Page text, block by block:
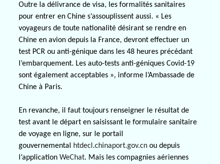
Outre la délivrance de visa, les formalités sanitaires
pour entrer en Chine s’assouplissent aussi. « Les
voyageurs de toute nationalité désirant se rendre en
Chine en avion depuis la France, devront effectuer un
test PCR ou anti-génique dans les 48 heures précédant
l’embarquement. Les auto-tests anti-géniques Covid-19
sont également acceptables », informe l’Ambassade de
Chine à Paris.
En revanche, il faut toujours renseigner le résultat de
test avant le départ en saisissant le formulaire sanitaire
de voyage en ligne, sur le portail
gouvernemental htdecl.chinaport.gov.cn ou depuis
l’applicationWeChat. Mais les compagnies aériennes